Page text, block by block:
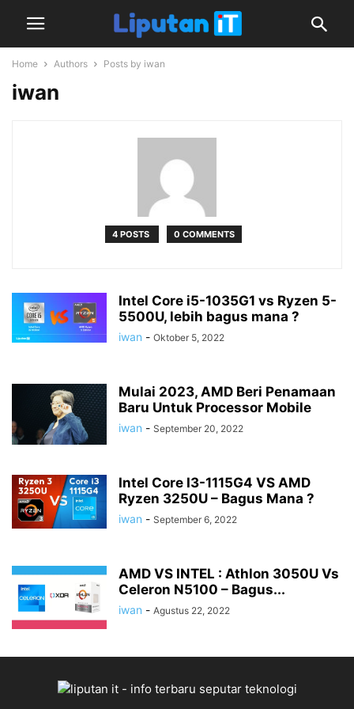
Home Authors Posts by iwan
iwan
4 POSTS 0 COMMENTS
Intel Core i5-1035G1 vs Ryzen 5-
5500U, lebih bagus mana ?
iwan - Oktober 5, 2022
Mulai 2023, AMD Beri Penamaan
Baru Untuk Processor Mobile
iwan - September 20, 2022
Intel Core I3-1115G4 VS AMD
Ryzen 3250U – Bagus Mana ?
iwan - September 6, 2022
AMD VS INTEL : Athlon 3050U Vs
Celeron N5100 – Bagus...
iwan - Agustus 22, 2022